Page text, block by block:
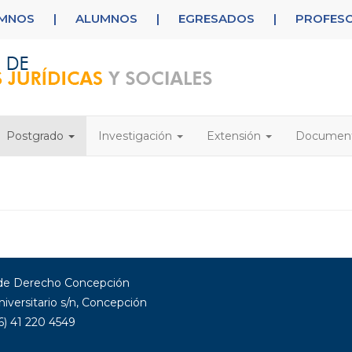
| ALUMNOS | EGRESADOS |
Postgrado Investigación Extensión
Derecho Concepción
s/n, Concepción
41 220 4549